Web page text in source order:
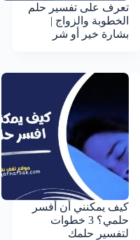
تعرف على تفسير حلم
الخطوبة والزواج |
بشارة خير أو شر
كيف يمكنني أن أفسر
حلمي؟ 3 خطوات
لتفسير حلمك